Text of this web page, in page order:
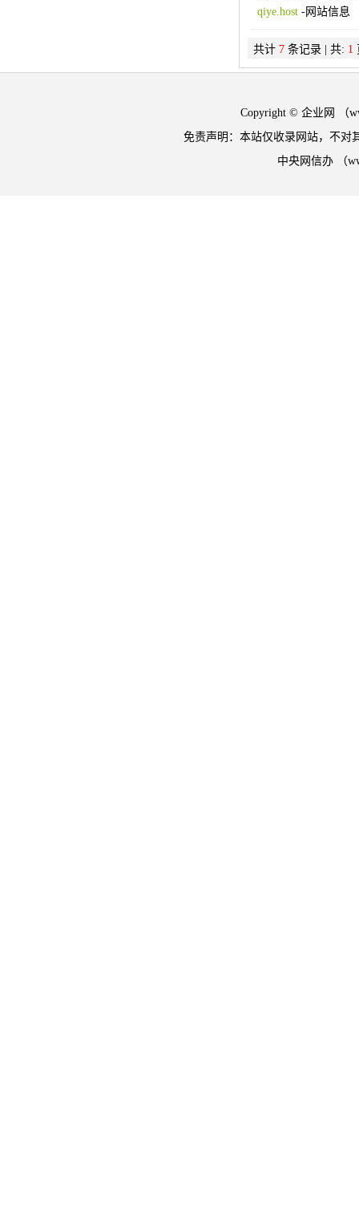
qiye.host-网站信息
共计 7条记录 | 共: 1
Copyright © 企业网 （
免责声明：本站仅收录网站，不对
中央网信办 （